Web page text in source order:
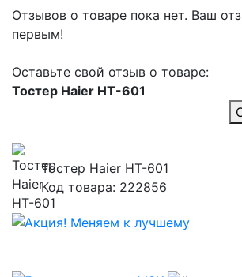
Отзывов о товаре пока нет. Ваш
первым!
Оставьте свой отзыв о товаре:
Тостер Haier HT-601
Тостер Haier HT-601
Код товара: 222856